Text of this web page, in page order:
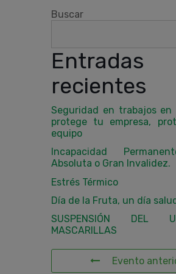
Buscar
Entradas
recientes
Seguridad en trabajos en
protege tu empresa,
equipo
Incapacidad
Absoluta o Gran Invalidez.
Estrés Térmico
Día de la Fruta, un día
SUSPENSIÓN DEL
MASCARILLAS
Evento